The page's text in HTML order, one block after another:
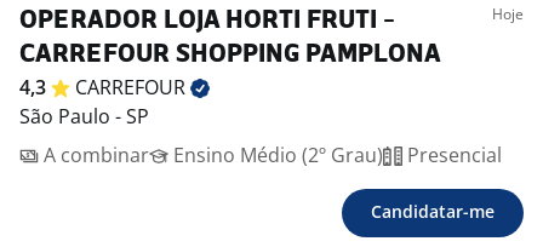
OPERADOR LOJA HORTI FRUTI -
CARREFOUR SHOPPING PAMPLONA
Hoje
4,3
CARREFOUR
São Paulo - SP
A combinar
Ensino Médio (2º Grau) Presencial
Candidatar-me